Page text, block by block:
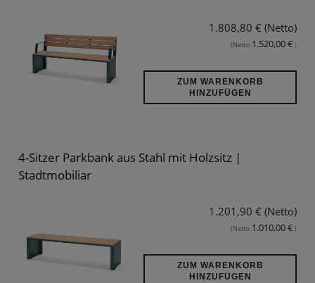
1.808,80 € (Netto)
(Netto: 1.520,00 € )
ZUM WARENKORB
HINZUFÜGEN
4-Sitzer Parkbank aus Stahl mit Holzsitz |
Stadtmobiliar
1.201,90 € (Netto)
(Netto: 1.010,00 € )
ZUM WARENKORB
HINZUFÜGEN